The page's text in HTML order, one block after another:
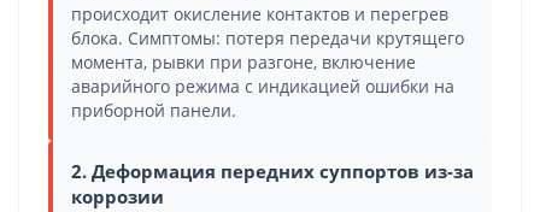
происходит окисление контактов и перегрев
блока. Симптомы: потеря передачи крутящего
момента, рывки при разгоне, включение
аварийного режима с индикацией ошибки на
приборной панели.
2. Деформация передних суппортов из-за
коррозии